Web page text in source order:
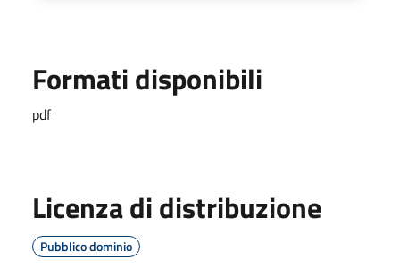
Formati disponibili
pdf
Licenza di distribuzione
Pubblico dominio